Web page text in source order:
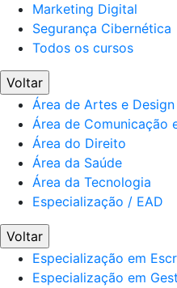
Marketing Digital
Segurança Cibernética
Todos os cursos
Voltar
Área de Artes e Design
Área de Comunicação
Área do Direito
Área da Saúde
Área da Tecnologia
Especialização / EAD
Voltar
Especialização em
Especialização em